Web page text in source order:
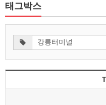
태그박스